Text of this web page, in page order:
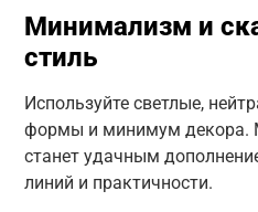
Минимализм и
стиль
Используйте светлые,
формы и минимум декора.
станет удачным
линий и практичности.